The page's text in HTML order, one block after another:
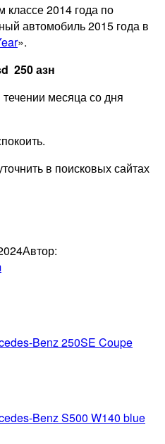
2014 года по
автомобиль 2015 года в
».
250 азн
месяца со дня
в поисковых сайтах
Автор:
Benz 250SE Coupe
Benz S500 W140 blue